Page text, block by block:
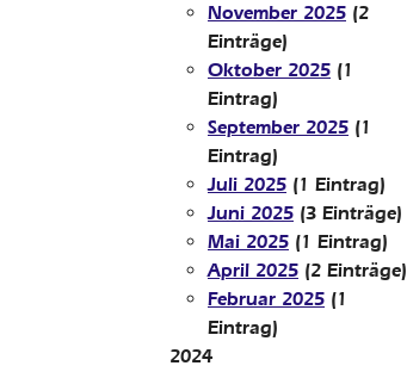
November 2025 (2
Einträge)
Oktober 2025 (1
Eintrag)
September 2025 (1
Eintrag)
Juli 2025 (1 Eintrag)
Juni 2025 (3 Einträge)
Mai 2025 (1 Eintrag)
April 2025 (2 Einträge)
Februar 2025 (1
Eintrag)
2024